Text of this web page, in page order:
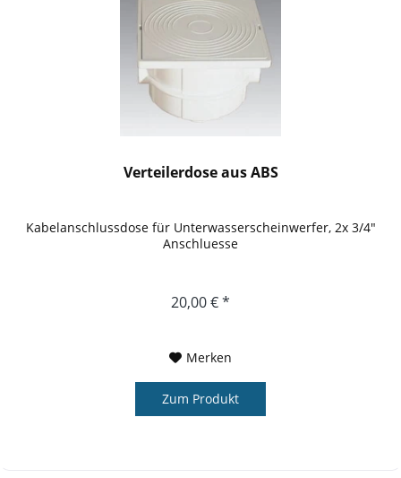
Verteilerdose aus ABS
Kabelanschlussdose für Unterwasserscheinwerfer, 2x 3/4"
Anschluesse
20,00 € *
Merken
Zum Produkt